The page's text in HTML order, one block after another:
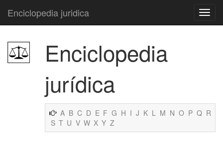
Enciclopedia juridica
Enciclopedia
jurídica
A B C D E F G H I J K L M N O P Q R
S T U V W X Y Z